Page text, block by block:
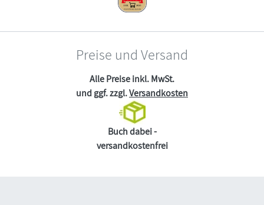
Preise und Versand
Alle Preise inkl. MwSt.
und ggf. zzgl.Versandkosten
Buch dabei -
versandkostenfrei